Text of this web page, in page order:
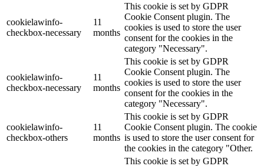
cookielawinfo-
checkbox-necessary
11
months
This cookie is set by GDPR
Cookie Consent plugin. The
cookies is used to store the user
consent for the cookies in the
category "Necessary".
cookielawinfo-
checkbox-necessary
11
months
This cookie is set by GDPR
Cookie Consent plugin. The
cookies is used to store the user
consent for the cookies in the
category "Necessary".
cookielawinfo-
checkbox-others
11
months
This cookie is set by GDPR
Cookie Consent plugin. The cookie
is used to store the user consent for
the cookies in the category "Other.
This cookie is set by GDPR